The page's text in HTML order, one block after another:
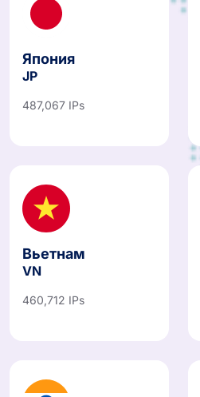
Япония
JP
487,067 IPs
Вьетнам
VN
460,712 IPs